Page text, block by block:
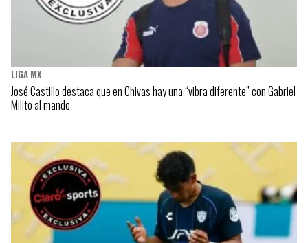
LIGA MX
José Castillo destaca que en Chivas hay una “vibra diferente” con Gabriel
Milito al mando